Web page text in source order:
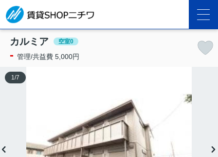
カルミア 空室0
- 管理/共益費 5,000円
1 /7